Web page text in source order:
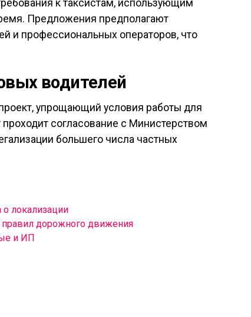
к таксистам, использующим
Предложения предполагают
и профессиональных операторов, что
водителей
упрощающий условия работы для
согласование с Министерством
большего числа частных
о локализации
дорожного движения
и ИП